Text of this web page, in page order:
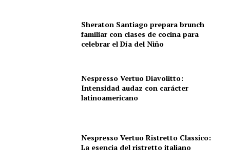
Sheraton Santiago prepara brunch
familiar con clases de cocina para
celebrar el Día del Niño
Nespresso Vertuo Diavolitto:
Intensidad audaz con carácter
latinoamericano
Nespresso Vertuo Ristretto Classico:
La esencia del ristretto italiano